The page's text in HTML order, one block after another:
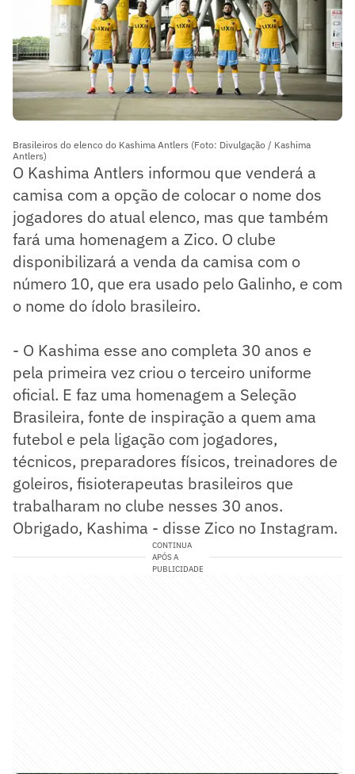
Brasileiros do elenco do Kashima Antlers (Foto: Divulgação / Kashima
Antlers)
O Kashima Antlers informou que venderá a
camisa com a opção de colocar o nome dos
jogadores do atual elenco, mas que também
fará uma homenagem a Zico. O clube
disponibilizará a venda da camisa com o
número 10, que era usado pelo Galinho, e com
o nome do ídolo brasileiro.
- O Kashima esse ano completa 30 anos e
pela primeira vez criou o terceiro uniforme
oficial. E faz uma homenagem a Seleção
Brasileira, fonte de inspiração a quem ama
futebol e pela ligação com jogadores,
técnicos, preparadores físicos, treinadores de
goleiros, fisioterapeutas brasileiros que
trabalharam no clube nesses 30 anos.
Obrigado, Kashima - disse Zico no Instagram.
CONTINUA
APÓS A
PUBLICIDADE